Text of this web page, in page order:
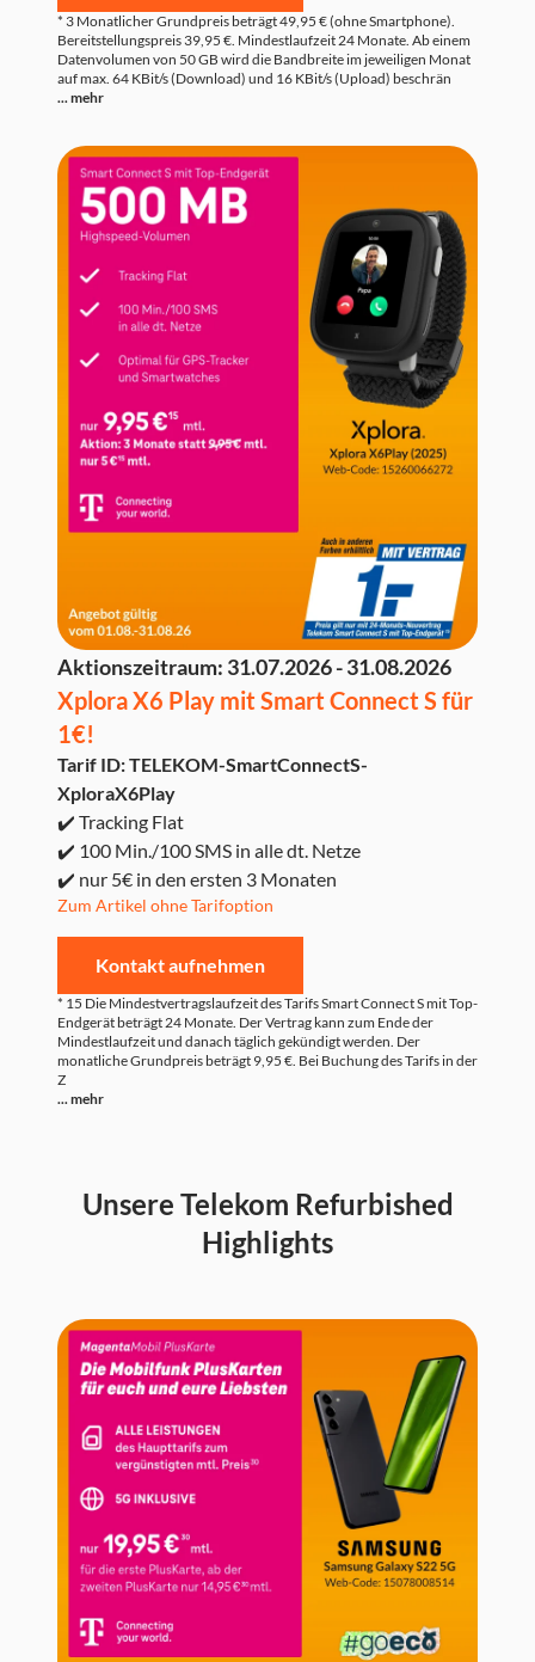
* 3 Monatlicher Grundpreis beträgt 49,95 € (ohne Smartphone).
Bereitstellungspreis 39,95 €. Mindestlaufzeit 24 Monate. Ab einem
Datenvolumen von 50 GB wird die Bandbreite im jeweiligen Monat
auf max. 64 KBit/s (Download) und 16 KBit/s (Upload) beschrän
... mehr
Aktionszeitraum: 31.07.2026 - 31.08.2026
Xplora X6 Play mit Smart Connect S für
1€!
Tarif ID: TELEKOM-SmartConnectS-
XploraX6Play
✔️ Tracking Flat
✔️ 100 Min./100 SMS in alle dt. Netze
✔️ nur 5€ in den ersten 3 Monaten
Zum Artikel ohne Tarifoption
Kontakt aufnehmen
* 15 Die Mindestvertragslaufzeit des Tarifs Smart Connect S mit Top-
Endgerät beträgt 24 Monate. Der Vertrag kann zum Ende der
Mindestlaufzeit und danach täglich gekündigt werden. Der
monatliche Grundpreis beträgt 9,95 €. Bei Buchung des Tarifs in der
Z
... mehr
Unsere Telekom Refurbished
Highlights